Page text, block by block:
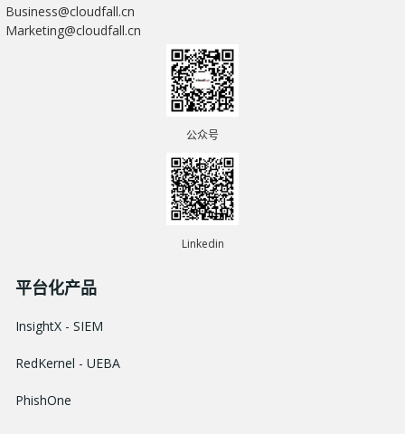
Business@cloudfall.cn
Marketing@cloudfall.cn
公众号
Linkedin
平台化产品
InsightX - SIEM
RedKernel - UEBA
PhishOne